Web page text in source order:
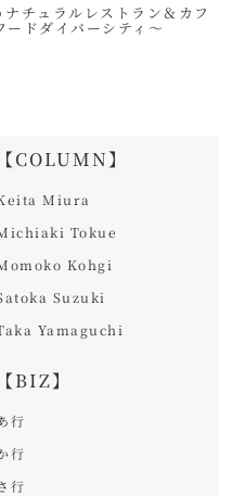
チュラルレストラン＆カフ
ドダイバーシティ～
【COLUMN】
Miura
Tokue
Kohgi
Suzuki
Yamaguchi
【BIZ】
行
行
行